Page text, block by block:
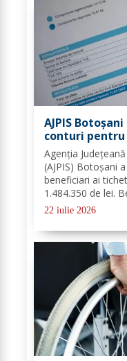
AJPIS
conturi
Agenția
(AJPIS) Botoșani
beneficiari ai
1.484.350 de lei.
poștale cu factura
22 iulie 2026